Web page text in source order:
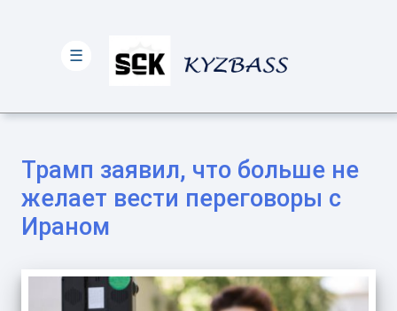
Трамп заявил, что больше не
желает вести переговоры с
Ираном
☰